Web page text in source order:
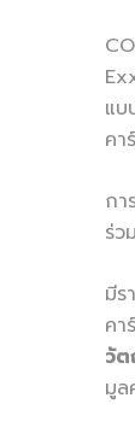
แบ
คา
กา
ร่ว
มีร
คา
วั
มูล